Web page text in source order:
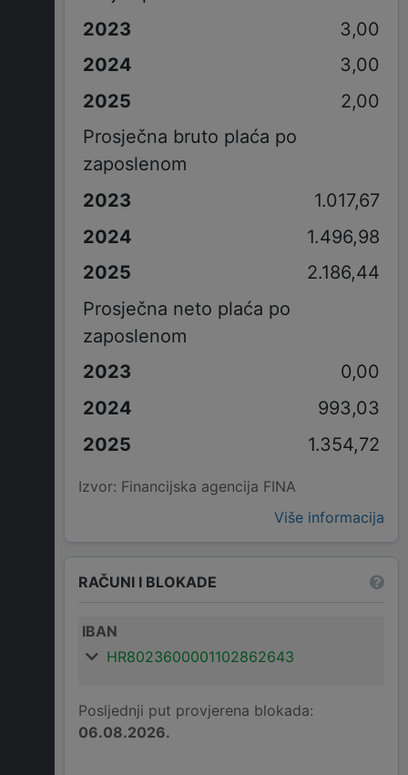
3,00
3,00
2,00
Prosječna bruto plaća po
zaposlenom
1.017,67
1.496,98
2.186,44
Prosječna neto plaća po
zaposlenom
0,00
993,03
1.354,72
Izvor: Financijska agencija FINA
Više informacija
RAČUNI I BLOKADE
IBAN
HR8023600001102862643
Posljednji put provjerena blokada:
06.08.2026.